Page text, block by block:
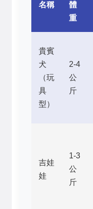
名稱
體
重
貴賓
犬
（玩
具
型）
2-4
公
斤
吉娃
娃
1-3
公
斤